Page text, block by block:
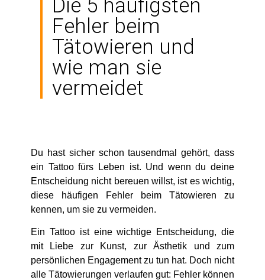
Die 5 häufigsten
Fehler beim
Tätowieren und
wie man sie
vermeidet
Du hast sicher schon tausendmal gehört, dass
ein Tattoo fürs Leben ist. Und wenn du deine
Entscheidung nicht bereuen willst, ist es wichtig,
diese häufigen Fehler beim Tätowieren zu
kennen, um sie zu vermeiden.
Ein Tattoo ist eine wichtige Entscheidung, die
mit Liebe zur Kunst, zur Ästhetik und zum
persönlichen Engagement zu tun hat. Doch nicht
alle Tätowierungen verlaufen gut: Fehler können